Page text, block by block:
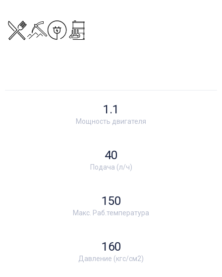
Мощность двигателя
1.1
Подача (л/ч)
40
Макс. Раб.температура
150
Давление (кгс/см2)
160